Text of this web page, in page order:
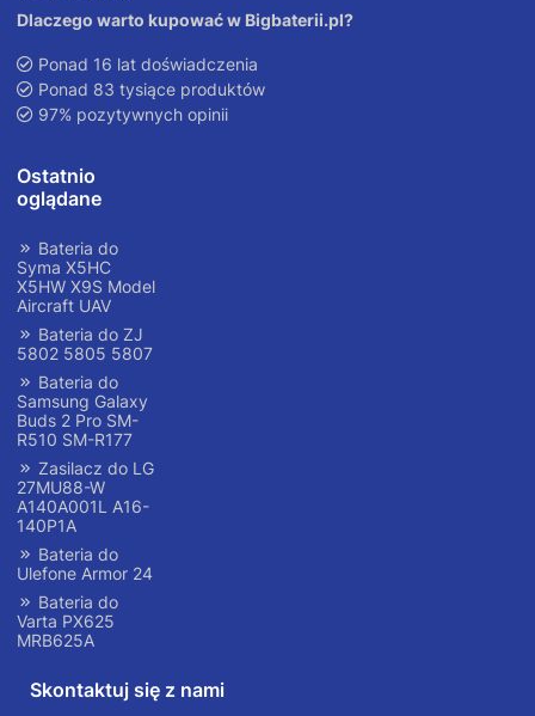
Dlaczego warto kupować w Bigbaterii.pl?
Ponad 16 lat doświadczenia
Ponad 83 tysiące produktów
97% pozytywnych opinii
Ostatnio
oglądane
Bateria do
Syma X5HC
X5HW X9S Model
Aircraft UAV
Bateria do ZJ
5802 5805 5807
Bateria do
Samsung Galaxy
Buds 2 Pro SM-
R510 SM-R177
Zasilacz do LG
27MU88-W
A140A001L A16-
140P1A
Bateria do
Ulefone Armor 24
Bateria do
Varta PX625
MRB625A
Skontaktuj się z nami